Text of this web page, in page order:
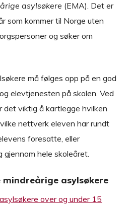
asylsøkere (EMA). Det er
som kommer til Norge uten
og søker om
må følges opp på en god
elevtjenesten på skolen. Ved
viktig å kartlegge hvilken
nettverk eleven har rundt
foresatte, eller
gjennom hele skoleåret.
mindreårige asylsøkere
over og under 15